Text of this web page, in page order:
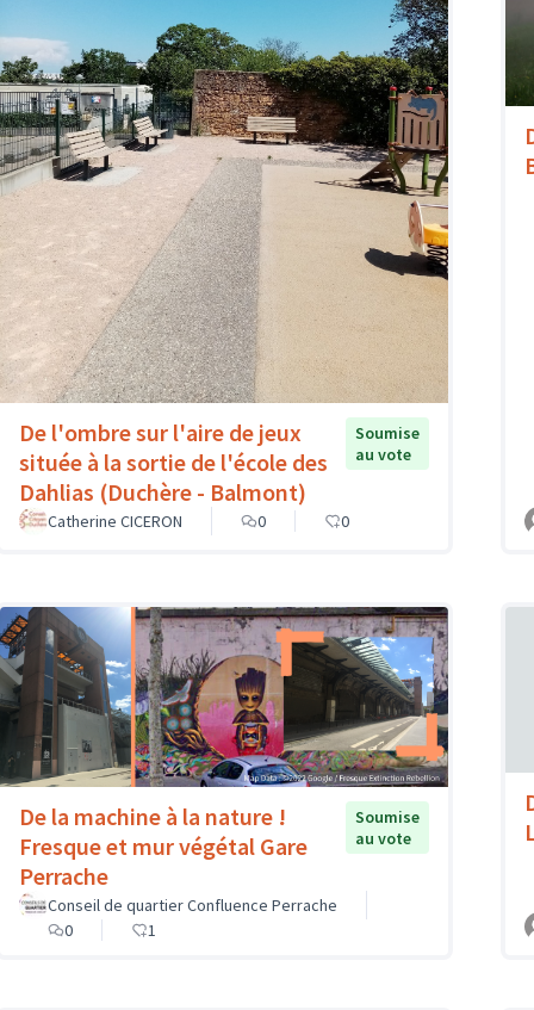
De l'ombre sur l'aire de jeux
située à la sortie de l'école des
Dahlias (Duchère - Balmont)
Soumise
au vote
Catherine CICERON 0 0
De la machine à la nature !
Fresque et mur végétal Gare
Perrache
Soumise
au vote
Conseil de quartier Confluence Perrache
0
1